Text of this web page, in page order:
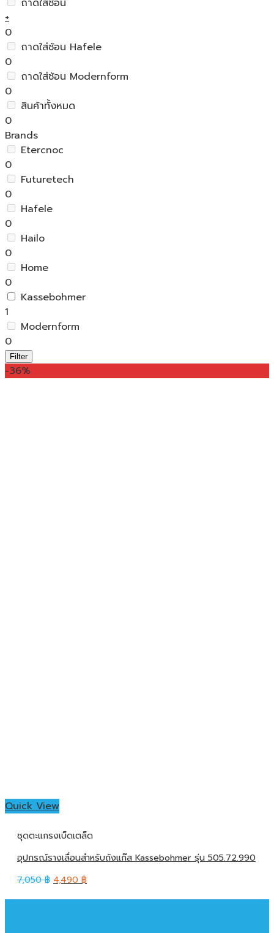
ถาดใส่ช้อน
+
0
ถาดใส่ช้อน Hafele
0
ถาดใส่ช้อน Modernform
0
สินค้าทั้งหมด
0
Brands
Etercnoc
0
Futuretech
0
Hafele
0
Hailo
0
Home
0
Kassebohmer
1
Modernform
0
Filter
-36%
Quick View
ชุดตะแกรงเบ็ดเตล็ด
อุปกรณ์รางเลื่อนสำหรับถังแก๊ส Kassebohmer รุ่น 505.72.990
7,050฿ 4,490 ฿